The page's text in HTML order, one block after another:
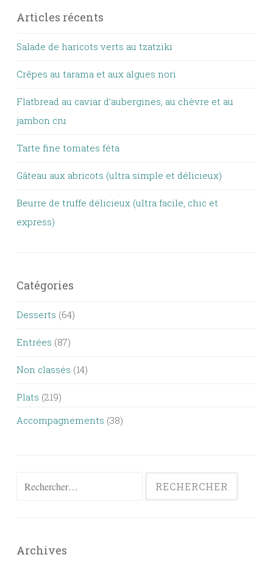
Articles récents
Salade de haricots verts au tzatziki
Crêpes au tarama et aux algues nori
Flatbread au caviar d’aubergines, au chèvre et au
jambon cru
Tarte fine tomates féta
Gâteau aux abricots (ultra simple et délicieux)
Beurre de truffe délicieux (ultra facile, chic et
express)
Catégories
Desserts (64)
Entrées (87)
Non classés (14)
Plats (219)
Accompagnements (38)
Rechercher :
Archives